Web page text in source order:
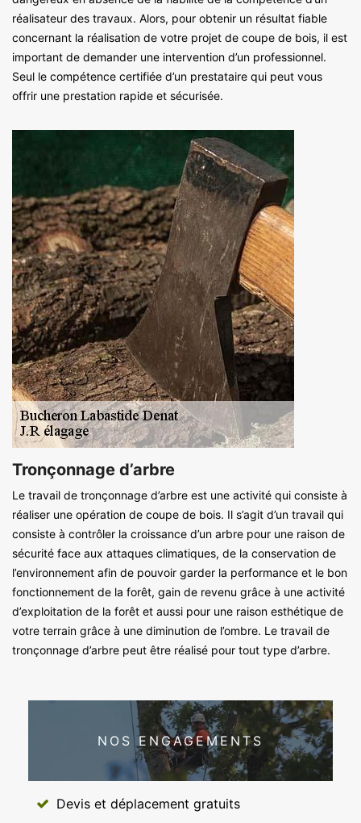
réalisateur des travaux. Alors, pour obtenir un résultat fiable
concernant la réalisation de votre projet de coupe de bois, il est
important de demander une intervention d’un professionnel.
Seul le compétence certifiée d’un prestataire qui peut vous
offrir une prestation rapide et sécurisée.
Tronçonnage d’arbre
Le travail de tronçonnage d’arbre est une activité qui consiste à
réaliser une opération de coupe de bois. Il s’agit d’un travail qui
consiste à contrôler la croissance d’un arbre pour une raison de
sécurité face aux attaques climatiques, de la conservation de
l’environnement afin de pouvoir garder la performance et le bon
fonctionnement de la forêt, gain de revenu grâce à une activité
d’exploitation de la forêt et aussi pour une raison esthétique de
votre terrain grâce à une diminution de l’ombre. Le travail de
tronçonnage d’arbre peut être réalisé pour tout type d’arbre.
NOS ENGAGEMENTS
Devis et déplacement gratuits